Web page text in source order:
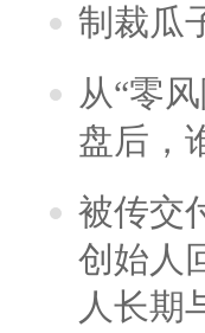
制裁瓜
从“零
盘后，
被传交
创始人
人长期